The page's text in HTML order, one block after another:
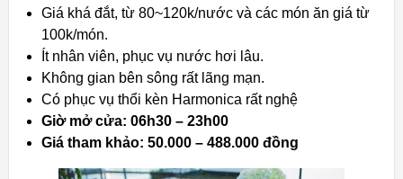
Giá khá đắt, từ 80~120k/nước và các món ăn giá từ
100k/món.
Ít nhân viên, phục vụ nước hơi lâu.
Không gian bên sông rất lãng mạn.
Có phục vụ thổi kèn Harmonica rất nghệ
Giờ mở cửa: 06h30 – 23h00
Giá tham khảo: 50.000 – 488.000 đồng